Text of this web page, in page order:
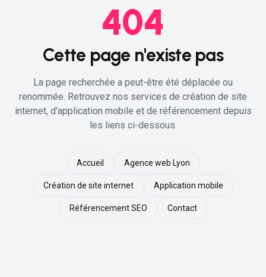
404
Cette page n'existe pas
La page recherchée a peut-être été déplacée ou
renommée. Retrouvez nos services de création de site
internet, d'application mobile et de référencement depuis
les liens ci-dessous.
Accueil Agence web Lyon
Création de site internet Application mobile
Référencement SEO Contact